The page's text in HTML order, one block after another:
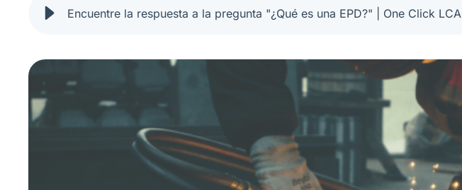
Encuentre la respuesta a la pregunta "¿Qué es una EPD?" | One Click LCA